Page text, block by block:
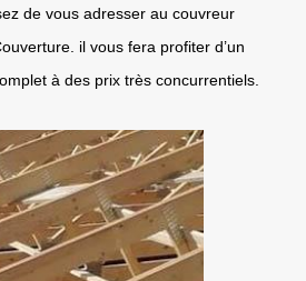
de vous adresser au couvreur
il vous fera profiter d’un
à des prix très concurrentiels.